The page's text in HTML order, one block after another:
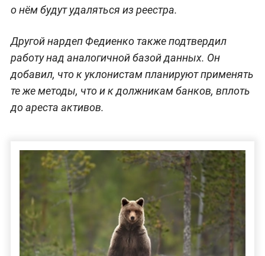
о нём будут удаляться из реестра.
Другой нардеп Федиенко также подтвердил
работу над аналогичной базой данных. Он
добавил, что к уклонистам планируют применять
те же методы, что и к должникам банков, вплоть
до ареста активов.